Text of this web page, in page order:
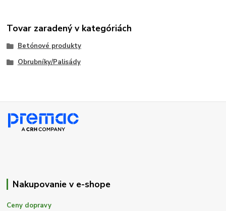
Tovar zaradený v kategóriách
Betónové produkty
Obrubníky/Palisády
Nakupovanie v e-shope
Ceny dopravy